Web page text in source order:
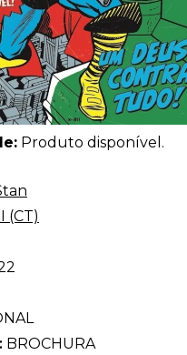
Produto disponível.
(CT)
BROCHURA